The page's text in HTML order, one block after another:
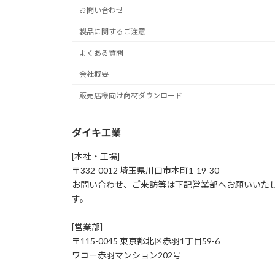
お問い合わせ
製品に関するご注意
よくある質問
会社概要
販売店様向け商材ダウンロード
ダイキ工業
[本社・工場]
〒332-0012 埼玉県川口市本町1-19-30
お問い合わせ、ご来訪等は下記営業部へお願いいた
す。
[営業部]
〒115-0045 東京都北区赤羽1丁目59-6
ワコー赤羽マンション202号